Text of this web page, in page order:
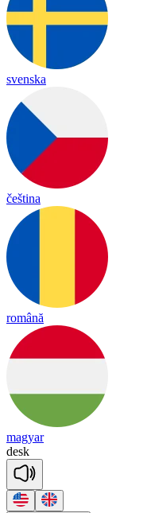
svenska
čeština
română
magyar
desk